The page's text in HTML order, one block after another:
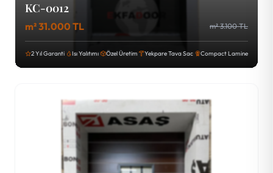
KC-0012
m² 31.000 TL m² 3.100 TL
2 Yıl Garanti Isı Yalıtımı Özel Üretim Yekpare Tava Sac Compact Lamine